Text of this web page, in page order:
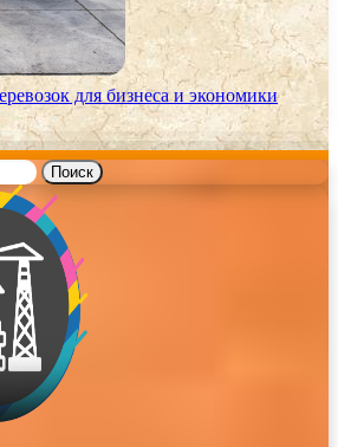
для бизнеса и экономики